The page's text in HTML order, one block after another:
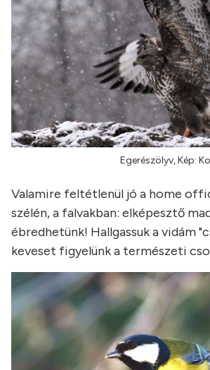
Egerészölyv, Kép:
Valamire feltétlenül jó a home
szélén, a falvakban: elképesztő
ébredhetünk! Hallgassuk a vidám
keveset figyelünk a természeti